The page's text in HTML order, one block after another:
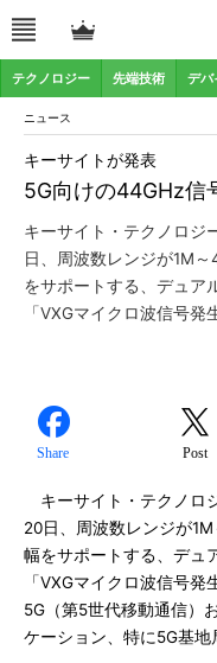
テクノロジー 先端技術 デバ
ニュース
5G向けの44GHz信
キーサイトが発表
キーサイト・テクノロジ
日、周波数レンジが1M
をサポートする、デュア
「VXGマイクロ波信号発
Share Post
キーサイト・テクノロ
20日、周波数レンジが
幅をサポートする、デュ
「VXGマイクロ波信号発
5G（第5世代移動通信）
ケーション、特に5G基地